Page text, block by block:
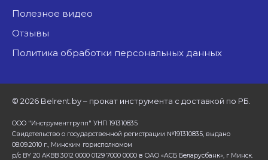
Полезное видео
Отзывы
Политика обработки персональных данных
© 2026 Belrent.by – прокат инструмента с доставкой по РБ.
ООО "Инструментгрупп" УНП 191310835
Свидетельство о государственной регистрации №191310835, выдано
08.09.2010 г., Минским горисполкомом
р/с BY 20 AKBB 3012 0000 0129 7000 0000 в ОАО «АСБ Беларусбанк», г Минск.